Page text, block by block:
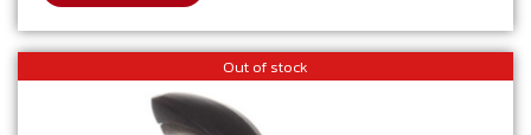
Out of stock